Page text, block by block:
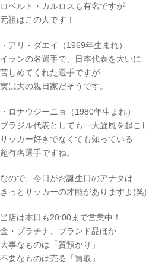
ロベルト・カルロスも有名ですが
元祖はこの人です！
・アリ・ダエイ（1969年生まれ）
イランの名選手で、日本代表を大いに
苦しめてくれた選手ですが
実は大の親日家だそうです。
・ロナウジーニョ（1980年生まれ）
ブラジル代表としても一大旋風を起こ
サッカー好きでなくても知っている
超有名選手ですね。
なので、今日がお誕生日のアナタは
きっとサッカーの才能がありますよ(笑
当店は本日も20:00まで営業中！
金・プラチナ、ブランド品ほか
大事なものは「質預かり」
不要なものは売る「買取」